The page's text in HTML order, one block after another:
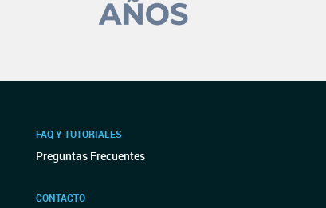
FAQ Y TUTORIALES
Preguntas Frecuentes
CONTACTO